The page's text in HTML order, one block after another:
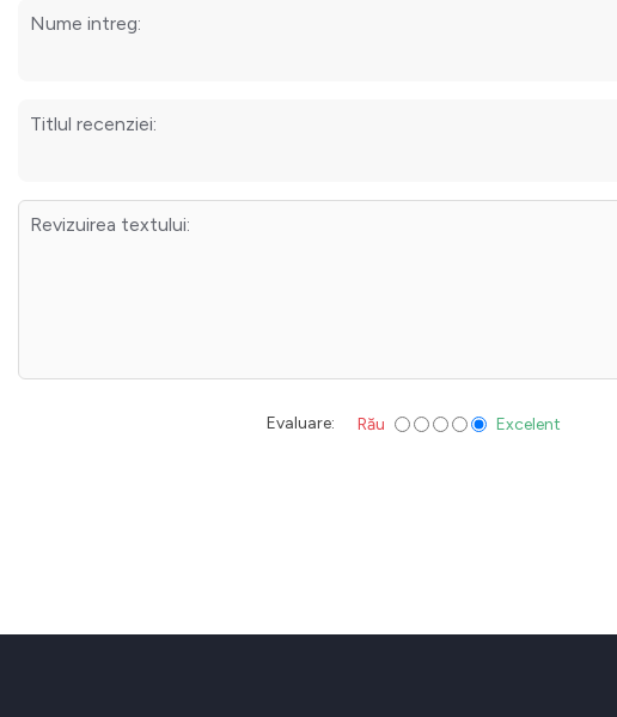
Nume intreg:
Titlul recenziei:
Revizuirea textului:
Evaluare: Rău Excelent